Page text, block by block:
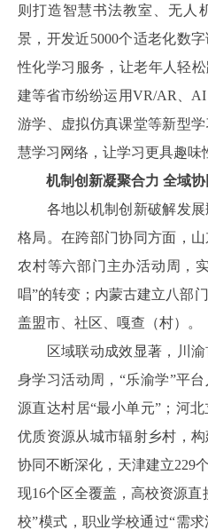
则打造智慧书法教室、无人
景，开发近5000个适老化数
性化学习服务，让老年人轻
建等省市纷纷运用VR/AR、
游学、虚拟仿真课堂等新型
慧学习网络，让学习更具趣味
机制创新凝聚合力 全域
各地以机制创新破解发展
格局。在跨部门协同方面，
农村等六部门主办活动周，
唱”的转变；内蒙古建立八部
盖盟市、社区、嘎查（村）。
区域联动成效显著，川渝
身学习活动周，“乐渝学”平
源直达村居“最小单元”；河
优质资源从城市辐射乡村，
协同不断深化，天津建立229
现16个区全覆盖，高校资源
校”模式，职业学校通过“需